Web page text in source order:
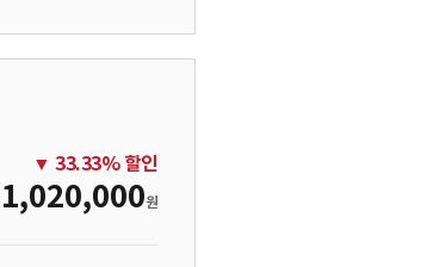
▼33.33% 할인
1,020,000원